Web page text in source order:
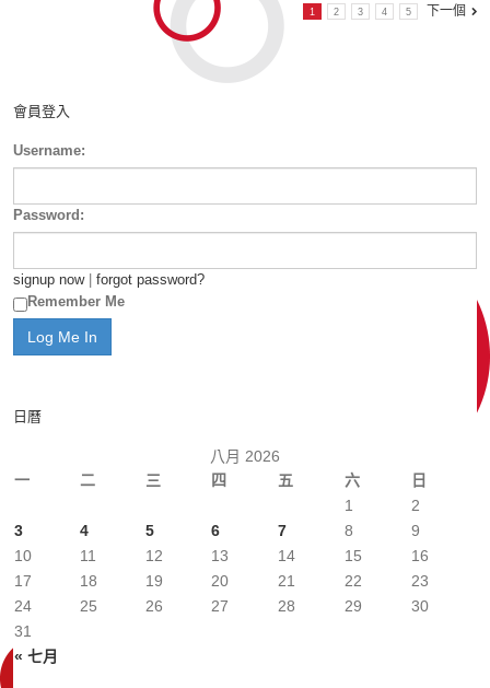
1 2 3 4 5 下一個
會員登入
Username:
Password:
signup now| forgot password?
Remember Me
日曆
八月 2026
一
二 三 四 五 六 日
« 七月
1
2
3
4 5 6 7 8
9
10
11 12 13 14 15
16
17
18 19 20 21 22
23
24
25 26 27 28 29
30
31